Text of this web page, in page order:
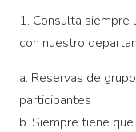
1. Consulta siempre
con nuestro
a. Reservas de
participantes
b. Siempre tiene